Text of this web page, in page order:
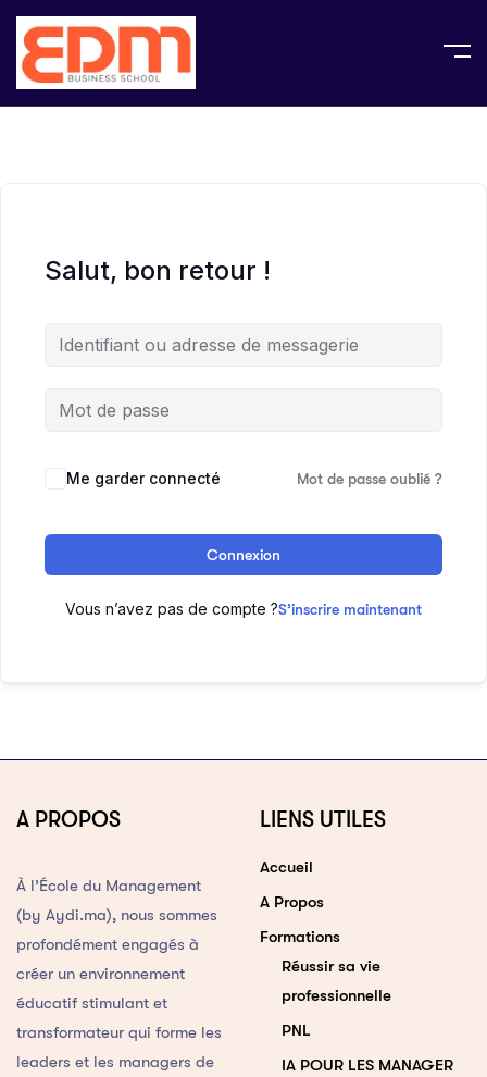
Salut, bon retour !
Me garder connecté Mot de passe oublié ?
Connexion
Vous n’avez pas de compte ?S’inscrire maintenant
A PROPOS
À l’École du Management
(by Aydi.ma), nous sommes
profondément engagés à
créer un environnement
éducatif stimulant et
transformateur qui forme les
leaders et les managers de
LIENS UTILES
Accueil
A Propos
Formations
Réussir sa vie
professionnelle
PNL
IA POUR LES MANAGER